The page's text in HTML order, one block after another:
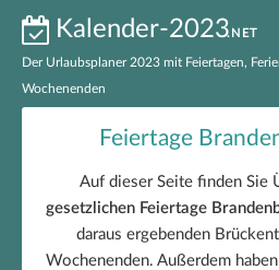
Kalender-2023.NET
Der Urlaubsplaner 2023 mit Feiertagen,
Wochenenden
Ferien 2023 nach
Feiertage 2023 nach
Feiertage 2023 Deutschland
Feiertage
Auf dieser Seite finden Sie
gesetzlichen Feiertage
daraus ergebenden
Wochenenden. Außerdem